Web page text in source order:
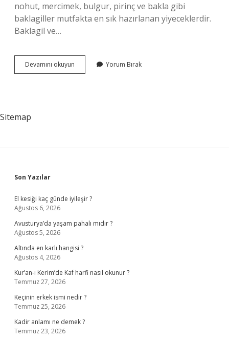
nohut, mercimek, bulgur, pirinç ve bakla gibi
baklagiller mutfakta en sık hazırlanan yiyeceklerdir.
Baklagil ve…
Devamını okuyun
Baklagil
Yorum Bırak
Sitemap
Sidebar
Son Yazılar
El kesiği kaç günde iyileşir ?
Ağustos 6, 2026
Avusturya’da yaşam pahalı mıdır ?
Ağustos 5, 2026
Altında en karlı hangisi ?
Ağustos 4, 2026
Kur’an-ı Kerim’de Kaf harfi nasıl okunur ?
Temmuz 27, 2026
Keçinin erkek ismi nedir ?
Temmuz 25, 2026
Kadir anlamı ne demek ?
Temmuz 23, 2026